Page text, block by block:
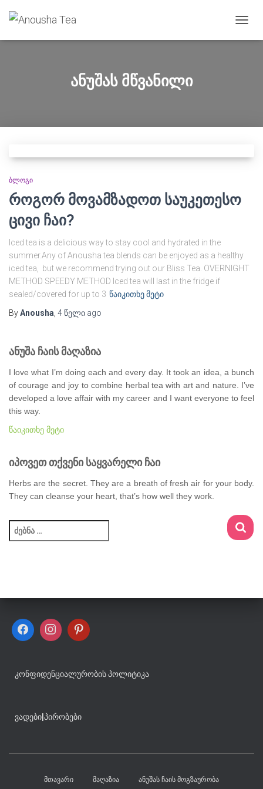
ანუშას მწვანილი
ᲑᲚᲝᲒᲘ
როგორ მოვამზადოთ საუკეთესო
ცივი ჩაი?
Iced tea is a delicious way to stay cool and hydrated in the
summer.Any of Anousha tea blends can be enjoyed as a healthy
iced tea, but we recommend trying out our Bliss Tea. OVERNIGHT
METHOD SPEEDY METHOD Iced tea will last in the fridge if
sealed/covered for up to 3 წაიკითხე მეტი
ByAnousha 4 წელი ago
ანუშა ჩაის მაღაზია
I love what I’m doing each and every day. It took an idea, a bunch
of courage and joy to combine herbal tea with art and nature. I’ve
developed a love affair with my career and I want everyone to feel
this way.
წაიკითხე მეტი
იპოვეთ თქვენი საყვარელი ჩაი
Herbs are the secret. They are a breath of fresh air for your body.
They can cleanse your heart, that’s how well they work.
ე
ᲙᲝᲜᲤᲘᲓᲔᲜᲪᲘᲐᲚᲣᲠᲝᲑᲘᲡ ᲞᲝᲚᲘᲢᲘᲙᲐ
ᲕᲐᲓᲔᲑᲘ ᲞᲘᲠᲝᲑᲔᲑᲘ
ᲛᲗᲐᲕᲐᲠᲘ ᲛᲐᲦᲐᲖᲘᲐ ᲐᲜᲣᲨᲐᲡ ᲩᲐᲘᲡ ᲛᲝᲒᲖᲐᲣᲠᲝᲑᲐ